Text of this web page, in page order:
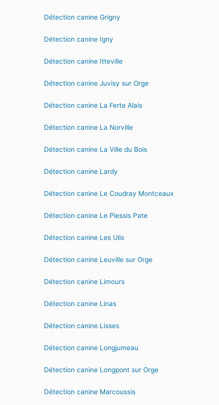
Détection canine Grigny
Détection canine Igny
Détection canine Itteville
Détection canine Juvisy sur Orge
Détection canine La Ferte Alais
Détection canine La Norville
Détection canine La Ville du Bois
Détection canine Lardy
Détection canine Le Coudray Montceaux
Détection canine Le Plessis Pate
Détection canine Les Ulis
Détection canine Leuville sur Orge
Détection canine Limours
Détection canine Linas
Détection canine Lisses
Détection canine Longjumeau
Détection canine Longpont sur Orge
Détection canine Marcoussis